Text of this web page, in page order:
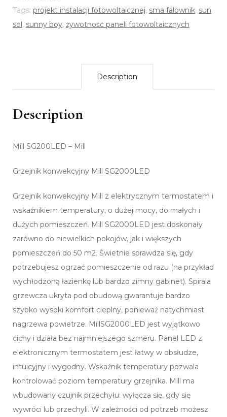
Tags: projekt instalacji fotowoltaicznej, sma falownik, sun
sol, sunny boy, żywotność paneli fotowoltaicznych
Description
Description
Mill SG200LED – Mill
Grzejnik konwekcyjny Mill SG2000LED
Grzejnik konwekcyjny Mill z elektrycznym termostatem i
wskaźnikiem temperatury, o dużej mocy, do małych i
dużych pomieszczeń. Mill SG2000LED jest doskonały
zarówno do niewielkich pokojów, jak i większych
pomieszczeń do 50 m2. Świetnie sprawdza się, gdy
potrzebujesz ogrzać pomieszczenie od razu (na przykład
wychłodzoną łazienkę lub bardzo zimny gabinet). Spirala
grzewcza ukryta pod obudową gwarantuje bardzo
szybko wysoki komfort cieplny, ponieważ natychmiast
nagrzewa powietrze. MillSG2000LED jest wyjątkowo
cichy i działa bez najmniejszego szmeru. Panel LED z
elektronicznym termostatem jest łatwy w obsłudze,
intuicyjny i wygodny. Wskaźnik temperatury pozwala
kontrolować poziom temperatury grzejnika. Mill ma
wbudowany czujnik przechyłu: wyłącza się, gdy się
wywróci lub przechyli. W zależności od potrzeb możesz